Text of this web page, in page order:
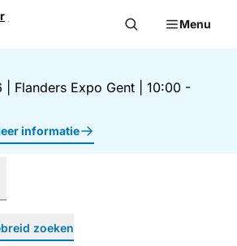
Menu
Flanders Expo Gent
10:00 -
informatie
zoeken